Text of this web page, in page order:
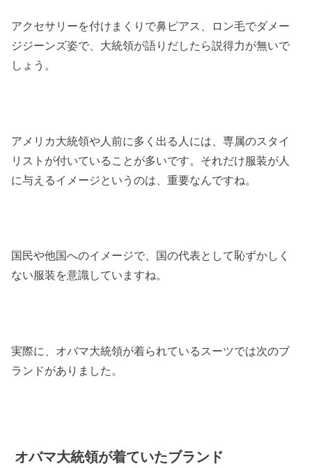
アクセサリーを付けまくりで鼻ピアス、ロン毛でダメー
ジジーンズ姿で、大統領が語りだしたら説得力が無いで
しょう。
アメリカ大統領や人前に多く出る人には、専属のスタイ
リストが付いていることが多いです。それだけ服装が人
に与えるイメージというのは、重要なんですね。
国民や他国へのイメージで、国の代表として恥ずかしく
ない服装を意識していますね。
実際に、オバマ大統領が着られているスーツでは次のブ
ランドがありました。
オバマ大統領が着ていたブランド